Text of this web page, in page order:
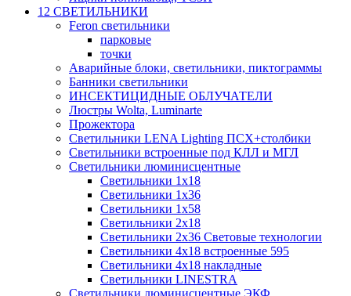
12 СВЕТИЛЬНИКИ
Feron светильники
парковые
точки
Аварийные блоки, светильники, пиктограммы
Банники светильники
ИНСЕКТИЦИДНЫЕ ОБЛУЧАТЕЛИ
Люстры Wolta, Luminarte
Прожектора
Светильники LENA Lighting ПСХ+столбики
Светильники встроенные под КЛЛ и МГЛ
Светильники люминисцентные
Светильники 1х18
Светильники 1х36
Светильники 1х58
Светильники 2х18
Светильники 2х36 Световые технологии
Светильники 4х18 встроенные 595
Светильники 4х18 накладные
Светильники LINESTRA
Светильники люминисцентные ЭКФ